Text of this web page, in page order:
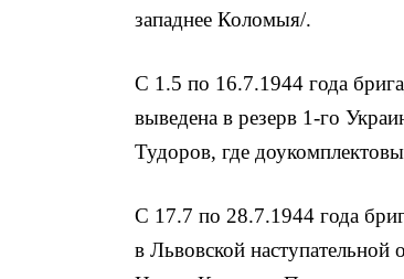
западнее Коломыя/.
С 1.5 по 16.7.1944 года
выведена в резерв 1-го
Тудоров, где
С 17.7 по 28.7.1944 года
в Львовской наступательной